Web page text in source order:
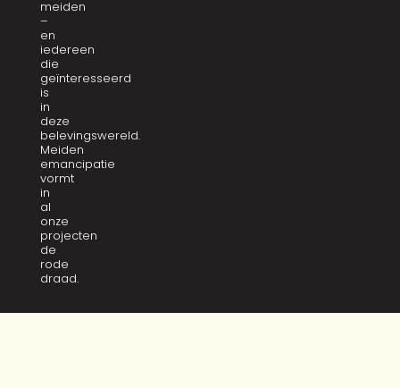
meiden
–
en
iedereen
die
geïnteresseerd
is
in
deze
belevingswereld.
Meiden
emancipatie
vormt
in
al
onze
projecten
de
rode
draad.